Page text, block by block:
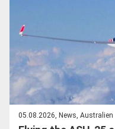
05.08.2026, News, Australien